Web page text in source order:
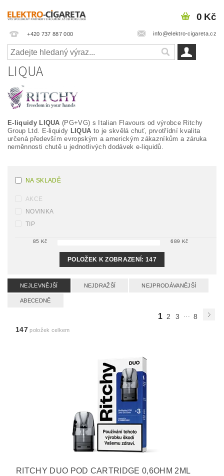
+420 737 887 000 info@elektro-cigareta.cz
0 Kč
LIQUA
E-liquidy LIQUA (PG+VG) s Italian Flavours od výrobce Ritchy
Group Ltd. E-liquidy LIQUA to je skvělá chuť, prvotřídní kvalita
určená především evropským a americkým zákazníkům a záruka
neměnnosti chutě u jednotlivých dodávek e-liquidů.
NA SKLADĚ
AKCE
NOVINKA
TIP
85 Kč 689 Kč
POLOŽEK K ZOBRAZENÍ: 147
NEJLEVNĚJŠÍ NEJDRAŽŠÍ NEJPRODÁVANĚJŠÍ
ABECEDNĚ
1 2 3 ... 8
147 položek celkem
RITCHY DUO POD CARTRIDGE 0,6OHM 2ML